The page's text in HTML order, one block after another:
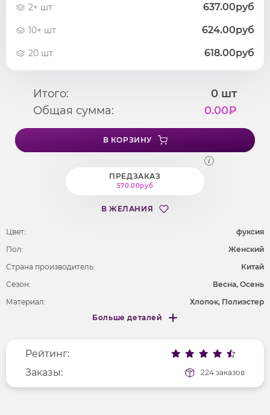
2+ шт 637.00руб
10+ шт 624.00руб
20 шт 618.00руб
Итого: 0 шт
Общая сумма:
0.00₽
В КОРЗИНУ
ПРЕДЗАКАЗ
570.00руб
В ЖЕЛАНИЯ
Цвет:
фуксия
Пол:
Женский
Страна производитель:
Китай
Сезон:
Весна, Осень
Материал:
Хлопок, Полиэстер
Фактура материала
трикотажный
Больше деталей
Меньше деталей
Рейтинг:
Заказы:
224 заказов